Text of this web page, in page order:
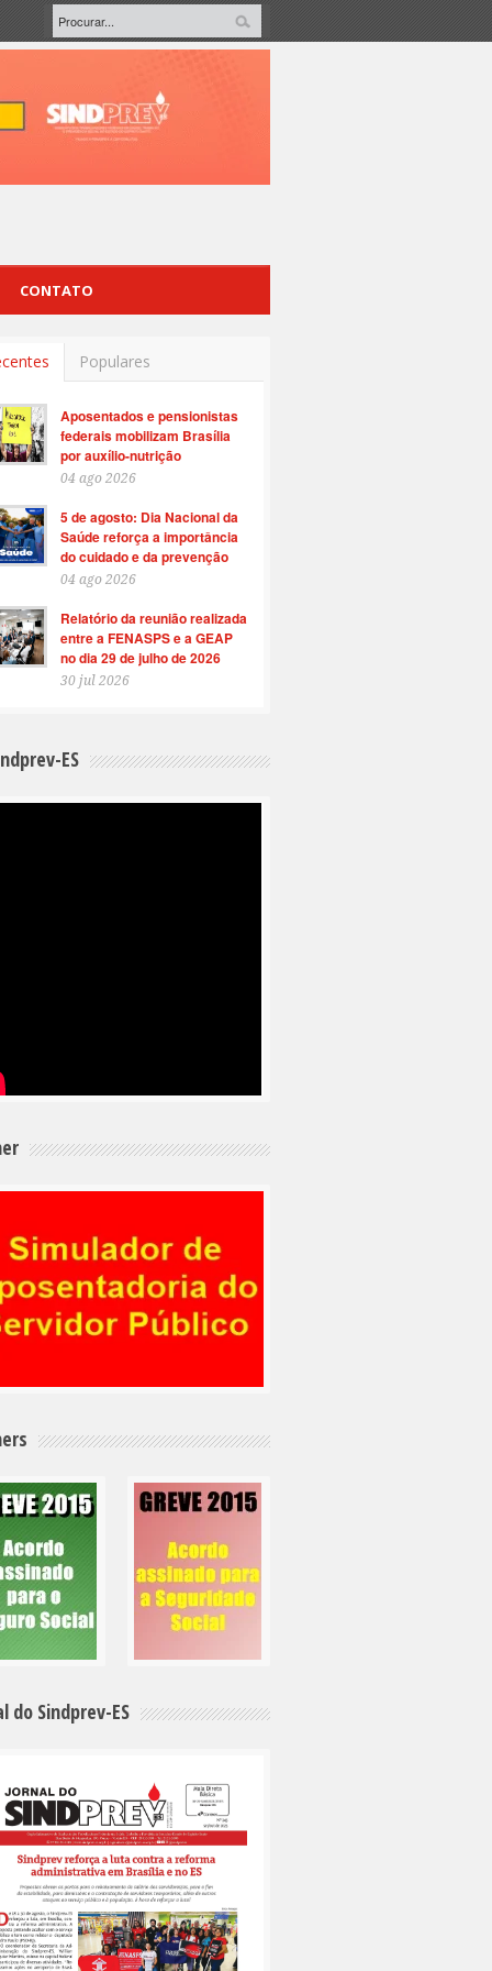
CONTATO
Populares
Aposentados e pensionistas
federais mobilizam Brasília
por auxílio-nutrição
04 ago 2026
5 de agosto: Dia Nacional da
Saúde reforça a importância
do cuidado e da prevenção
04 ago 2026
Relatório da reunião realizada
entre a FENASPS e a GEAP
no dia 29 de julho de 2026
30 jul 2026
ES
do Sindprev-ES